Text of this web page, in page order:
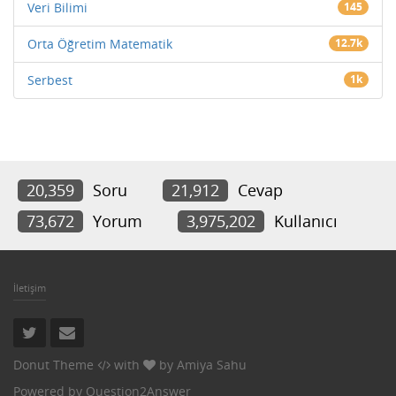
Veri Bilimi 145
Orta Öğretim Matematik 12.7k
Serbest 1k
20,359 Soru 21,912
Cevap
73,672
Yorum 3,975,202 Kullanıcı
İletişim
Donut Theme with by Amiya Sahu
Powered by Question2Answer